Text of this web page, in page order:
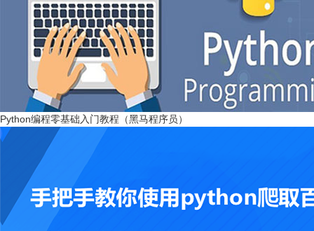
Python编程零基础入门教程（黑马程序员）